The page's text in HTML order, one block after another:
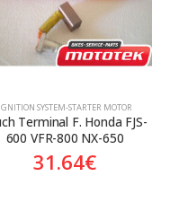
ΙGNITION SYSTEM-STARTER MOTOR
Terminal F. Honda FJS-
600 VFR-800 NX-650
31.64€